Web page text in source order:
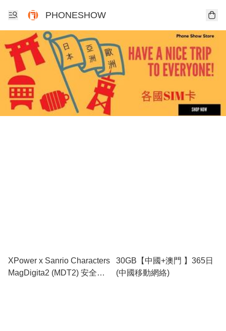
PHONESHOW
XPower x Sanrio Characters
MagDigita2 (MDT2) 安全電
30GB【中國+澳門 】365日
(中國移動網絡)